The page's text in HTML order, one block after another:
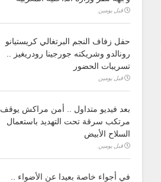
قبل يومين
حفل زفاف النجم البرتغالي كريستيانو
رونالدو وشريكته جورجينا رودريغيز ..
تسريبات الحضور
قبل يومين
بعد فيديو متداول .. أمن مراكش يوقف
مرتكب سرقة تحت التهديد باستعمال
السلاح الأبيض
قبل يومين
في أجواء خاصة بعيدا عن الأضواء ..